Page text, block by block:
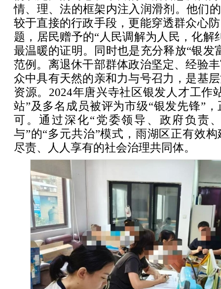
情、理、法的框架内注入润滑剂。他们
较于直接的行政手段，更能穿透群众心
题，居民赠予的“人民调解为人民，化解
最温暖的证明。同时也是充分释放“银发
范例。离退休干部群体政治坚定、经验
众中具有天然的亲和力与号召力，是基
资源。2024年唐兴寺社区银发人才工作
站”及多名成员被评为市级“银发先锋”
可。通过深化“党委领导、政府负责
与”的“多元共治”模式，雨湖区正有效
尽责、人人享有的社会治理共同体。